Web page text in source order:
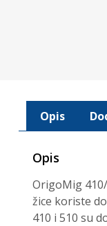
Opis
Opis
OrigoMig
žice koriste
410 i 510 su